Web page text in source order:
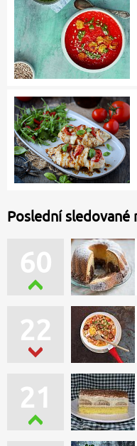
Poslední sledované
60
22
21